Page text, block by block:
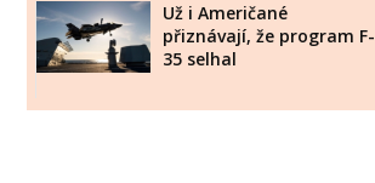
Už i Američané
přiznávají, že program F-
35 selhal